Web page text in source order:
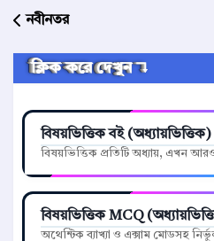
নবীনতর
ক্লিক করে দেখুন ↴
বিষয়ভিত্তিক বই (অধ্যায়ভিত্তিক)
বিষয়ভিত্তিক প্রতিটি অধ্যায়, এখন
বিষয়ভিত্তিক MCQ
অথেন্টিক ব্যাখ্যা ও এক্সাম মোডসহ